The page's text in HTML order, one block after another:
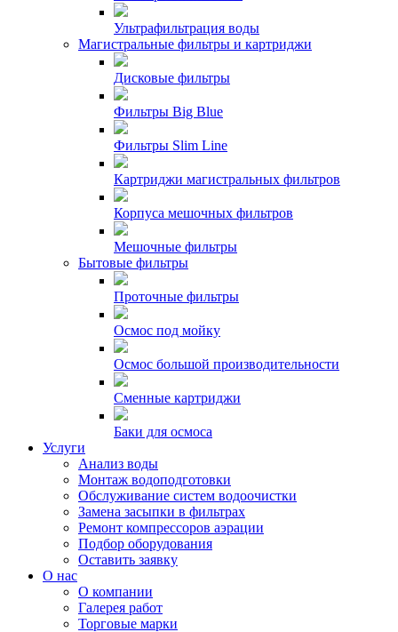
Ультрафильтрация воды
Магистральные фильтры и картриджи
Дисковые фильтры
Фильтры Big Blue
Фильтры Slim Line
Картриджи магистральных фильтров
Корпуса мешочных фильтров
Мешочные фильтры
Бытовые фильтры
Проточные фильтры
Осмос под мойку
Осмос большой производительности
Сменные картриджи
Баки для осмоса
Услуги
Анализ воды
Монтаж водоподготовки
Обслуживание систем водоочистки
Замена засыпки в фильтрах
Ремонт компрессоров аэрации
Подбор оборудования
Оставить заявку
О нас
О компании
Галерея работ
Торговые марки